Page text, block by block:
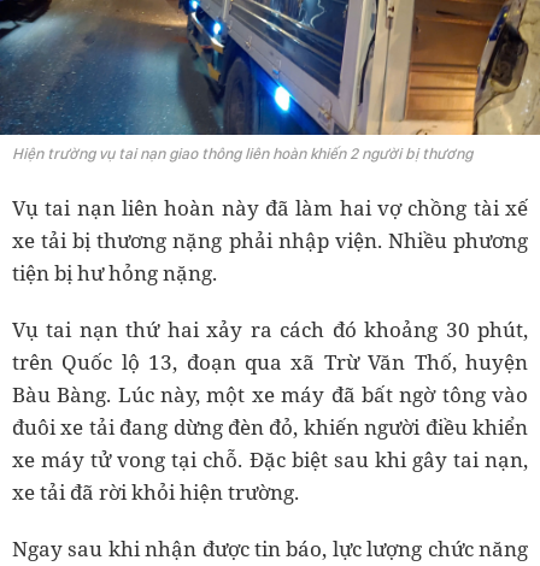
Hiện trường vụ tai nạn giao thông liên hoàn khiến 2 người bị thương
Vụ tai nạn liên hoàn này đã làm hai vợ chồng tài xế
xe tải bị thương nặng phải nhập viện. Nhiều phương
tiện bị hư hỏng nặng.
Vụ tai nạn thứ hai xảy ra cách đó khoảng 30 phút,
trên Quốc lộ 13, đoạn qua xã Trừ Văn Thố, huyện
Bàu Bàng. Lúc này, một xe máy đã bất ngờ tông vào
đuôi xe tải đang dừng đèn đỏ, khiến người điều khiển
xe máy tử vong tại chỗ. Đặc biệt sau khi gây tai nạn,
xe tải đã rời khỏi hiện trường.
Ngay sau khi nhận được tin báo, lực lượng chức năng